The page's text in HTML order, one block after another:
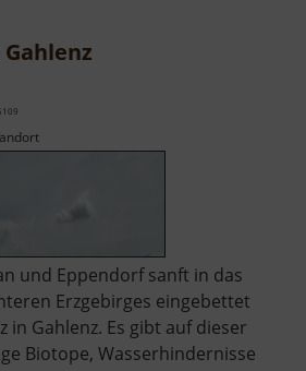
und Eppendorf sanft in das
Erzgebirges eingebettet
in Gahlenz. Es gibt auf dieser
Biotope, Wasserhindernisse